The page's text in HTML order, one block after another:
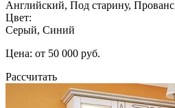
Английский, Под старину, Прованс
Цвет:
Серый, Синий
Цена: от 50 000 руб.
Рассчитать